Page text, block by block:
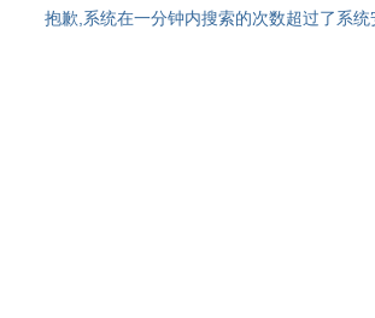
抱歉,系统在一分钟内搜索的次数超过了系